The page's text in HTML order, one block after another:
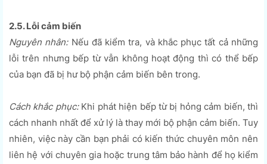
2.5. Lỗi cảm biến
Nguyên nhân:Nếu đã kiểm tra, và khắc phục tất cả những
lỗi trên nhưng bếp từ vẫn không hoạt động thì có thể bếp
của bạn đã bị hư bộ phận cảm biến bên trong.
Cách khắc phục:Khi phát hiện bếp từ bị hỏng cảm biến, thì
cách nhanh nhất để xử lý là thay mới bộ phận cảm biến. Tuy
nhiên, việc này cần bạn phải có kiến thức chuyên môn nên
liên hệ với chuyên gia hoặc trung tâm bảo hành để họ kiểm